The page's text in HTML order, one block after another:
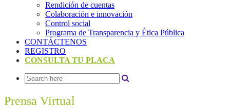
Rendición de cuentas
Colaboración e innovación
Control social
Programa de Transparencia y Ética Pública
CONTÁCTENOS
REGISTRO
CONSULTA TU PLACA
Prensa Virtual